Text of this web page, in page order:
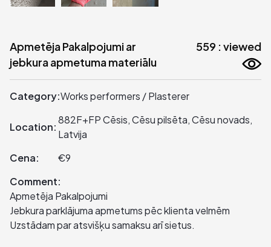
Apmetēja Pakalpojumi ar
jebkura apmetuma materiālu
559 : viewed
Category:Works performers / Plasterer
Location:
882F+FP Cēsis, Cēsu pilsēta, Cēsu novads,
Latvija
Cena:
€9
Comment:
Apmetēja Pakalpojumi
Jebkura parklājuma apmetums pēc klienta velmēm
Uzstādam par atsvišķu samaksu arī sietus.